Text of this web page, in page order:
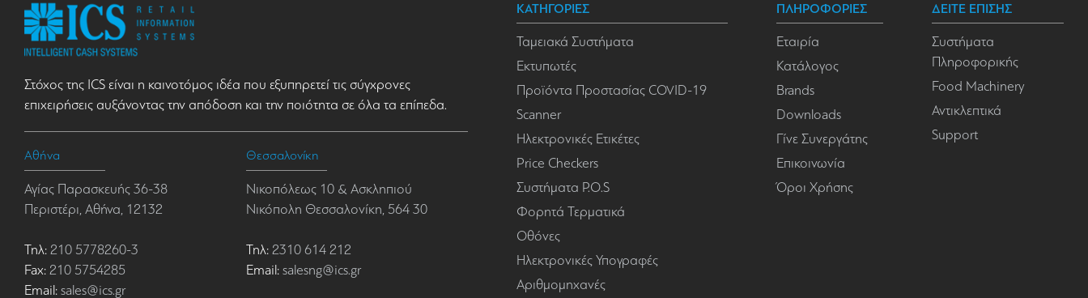
Στόχος της ICS είναι η καινοτόμος ιδέα που εξυπηρετεί τις σύγχρονες
επιχειρήσεις αυξάνοντας την απόδοση και την ποιότητα σε όλα τα επίπεδα.
Αθήνα
Αγίας Παρασκευής 36-38
Περιστέρι, Αθήνα, 12132
Τηλ: 210 5778260-3
Fax: 210 5754285
Email: sales@ics.gr
Θεσσαλονίκη
Νικοπόλεως 10 & Ασκληπιού
Νικόπολη Θεσσαλονίκη, 564 30
Τηλ: 2310 614 212
Email: salesng@ics.gr
ΚΑΤΗΓΟΡΙΕΣ
Ταμειακά Συστήματα
Εκτυπωτές
Προϊόντα Προστασίας COVID-19
Scanner
Ηλεκτρονικές Ετικέτες
Price Checkers
Συστήματα P.O.S
Φορητά Τερματικά
Οθόνες
Ηλεκτρονικές Υπογραφές
Αριθμομηχανές
ΠΛΗΡΟΦΟΡΙΕΣ
Εταιρία
Κατάλογος
Brands
Downloads
Γίνε Συνεργάτης
Επικοινωνία
Όροι Χρήσης
ΔΕΙΤΕ ΕΠΙΣΗΣ
Συστήματα
Πληροφορικής
Food Machinery
Αντικλεπτικά
Support